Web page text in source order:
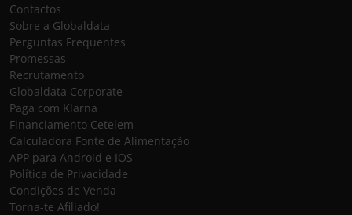
Contactos
Sobre a Globaldata
Perguntas Frequentes
Promessas
Recrutamento
Globaldata Corporate
Paga com Klarna
Financiamento Cetelem
Calculadora Fonte de Alimentação
APP para Android e IOS
Política de Privacidade
Condições de Venda
Torna-te Afiliado!